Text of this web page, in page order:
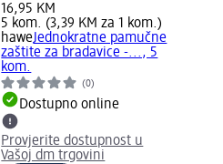
16,95 KM
5 kom. (3,39 KM za 1 kom.)
haweJednokratne pamučne
zaštite za bradavice -..., 5
kom.
(0)
Dostupno online
Provjerite dostupnost u
Vašoj dm trgovini